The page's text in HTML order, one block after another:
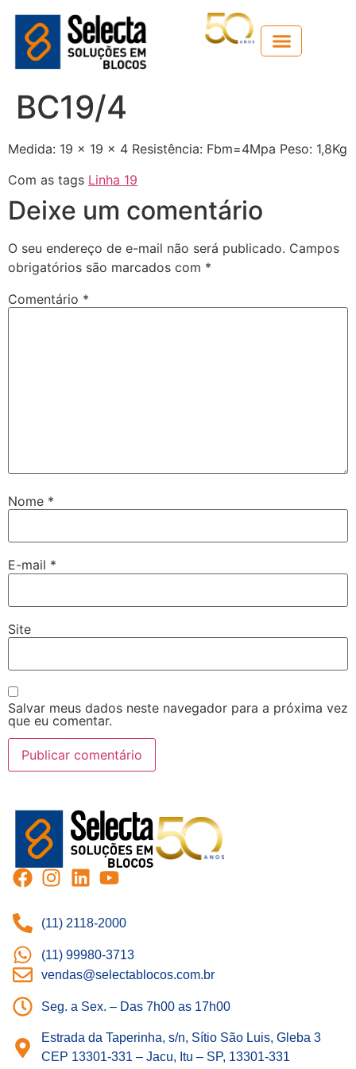
BC19/4
Medida: 19 x 19 x 4 Resistência: Fbm=4Mpa Peso: 1,8Kg
Com as tags Linha 19
Deixe um comentário
O seu endereço de e-mail não será publicado. Campos
obrigatórios são marcados com *
Comentário *
Nome *
E-mail *
Site
Salvar meus dados neste navegador para a próxima vez
que eu comentar.
(11) 2118-2000
(11) 99980-3713
vendas@selectablocos.com.br
Seg. a Sex. – Das 7h00 as 17h00
Estrada da Taperinha, s/n, Sítio São Luis, Gleba 3
CEP 13301-331 – Jacu, Itu – SP, 13301-331